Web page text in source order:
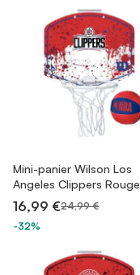
Mini-panier Wilson Los
Angeles Clippers Rouge
16,99 €24,99 €
-32%